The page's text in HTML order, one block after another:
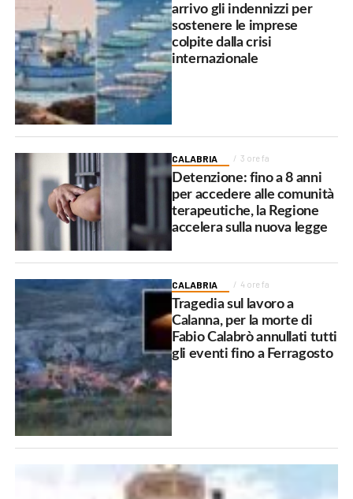
arrivo gli indennizzi per
sostenere le imprese
colpite dalla crisi
internazionale
CALABRIA 3 ore fa
Detenzione: fino a 8 anni
per accedere alle comunità
terapeutiche, la Regione
accelera sulla nuova legge
CALABRIA 4 ore fa
Tragedia sul lavoro a
Calanna, per la morte di
Fabio Calabrò annullati tutti
gli eventi fino a Ferragosto